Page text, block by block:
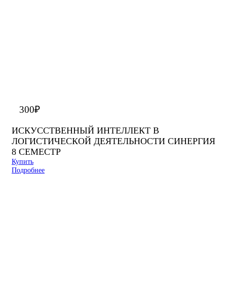
300₽
ИСКУССТВЕННЫЙ ИНТЕЛЛЕКТ В
ЛОГИСТИЧЕСКОЙ ДЕЯТЕЛЬНОСТИ СИНЕРГИЯ
8 СЕМЕСТР
Купить
Подробнее